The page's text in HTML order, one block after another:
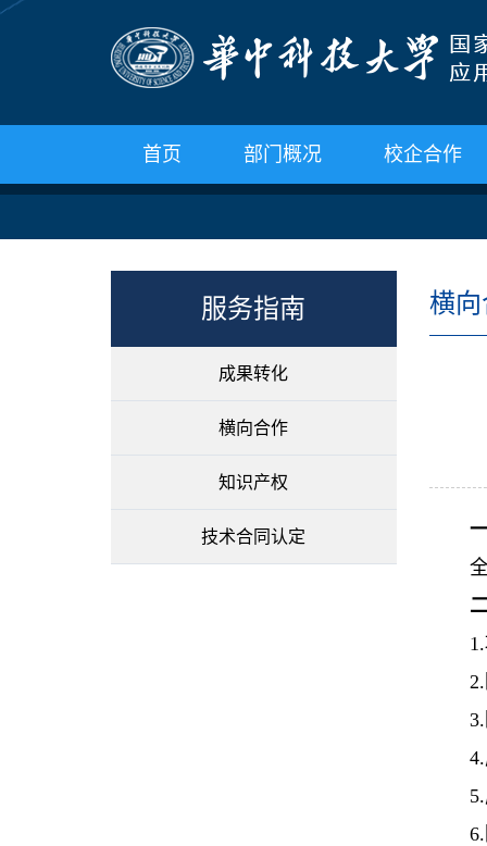
首页 部门概况 校企合作
服务指南
成果转化
横向合作
知识产权
技术合同认定
横